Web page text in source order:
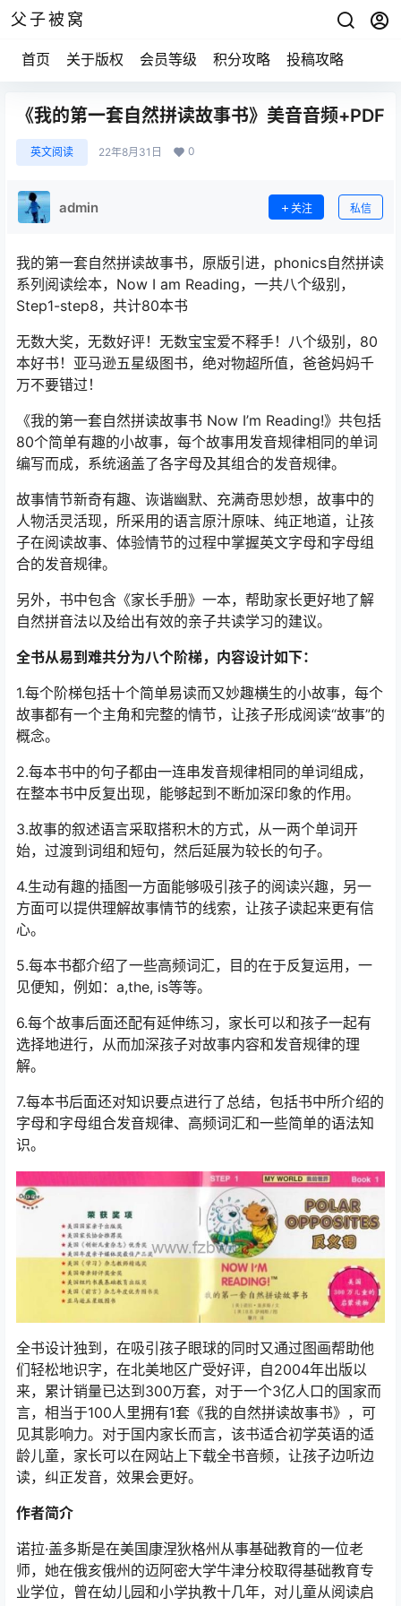
父子被窝
首页 关于版权 会员等级 积分攻略 投稿攻略
《我的第一套自然拼读故事书》美音音频+PDF
英文阅读 22年8月31日 0
admin 关注 私信
我的第一套自然拼读故事书，原版引进，phonics自然拼读
系列阅读绘本，Now I am Reading，一共八个级别，
Step1-step8，共计80本书
无数大奖，无数好评！无数宝宝爱不释手！八个级别，80
本好书！亚马逊五星级图书，绝对物超所值，爸爸妈妈千
万不要错过！
《我的第一套自然拼读故事书 Now I’m Reading!》共包括
80个简单有趣的小故事，每个故事用发音规律相同的单词
编写而成，系统涵盖了各字母及其组合的发音规律。
故事情节新奇有趣、诙谐幽默、充满奇思妙想，故事中的
人物活灵活现，所采用的语言原汁原味、纯正地道，让孩
子在阅读故事、体验情节的过程中掌握英文字母和字母组
合的发音规律。
另外，书中包含《家长手册》一本，帮助家长更好地了解
自然拼音法以及给出有效的亲子共读学习的建议。
全书从易到难共分为八个阶梯，内容设计如下：
1.每个阶梯包括十个简单易读而又妙趣横生的小故事，每个
故事都有一个主角和完整的情节，让孩子形成阅读“故事”的
概念。
2.每本书中的句子都由一连串发音规律相同的单词组成，
在整本书中反复出现，能够起到不断加深印象的作用。
3.故事的叙述语言采取搭积木的方式，从一两个单词开
始，过渡到词组和短句，然后延展为较长的句子。
4.生动有趣的插图一方面能够吸引孩子的阅读兴趣，另一
方面可以提供理解故事情节的线索，让孩子读起来更有信
心。
5.每本书都介绍了一些高频词汇，目的在于反复运用，一
见便知，例如：a,the, is等等。
6.每个故事后面还配有延伸练习，家长可以和孩子一起有
选择地进行，从而加深孩子对故事内容和发音规律的理
解。
7.每本书后面还对知识要点进行了总结，包括书中所介绍的
字母和字母组合发音规律、高频词汇和一些简单的语法知
识。
全书设计独到，在吸引孩子眼球的同时又通过图画帮助他
们轻松地识字，在北美地区广受好评，自2004年出版以
来，累计销量已达到300万套，对于一个3亿人口的国家而
言，相当于100人里拥有1套《我的自然拼读故事书》，可
见其影响力。对于国内家长而言，该书适合初学英语的适
龄儿童，家长可以在网站上下载全书音频，让孩子边听边
读，纠正发音，效果会更好。
作者简介
诺拉·盖多斯是在美国康涅狄格州从事基础教育的一位老
师，她在俄亥俄州的迈阿密大学牛津分校取得基础教育专
业学位，曾在幼儿园和小学执教十几年，对儿童从阅读启